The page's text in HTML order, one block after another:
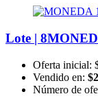
Lote | 8
Oferta inicial:
Vendido en:
Número de